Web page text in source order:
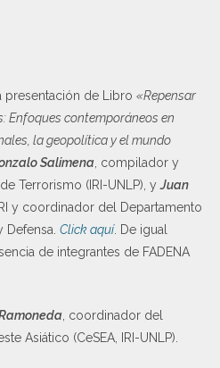
presentación de Libro «Repensar
Enfoques contemporáneos en
la geopolítica y el mundo
Salimena , compilador y
Terrorismo (IRI-UNLP), yJuan
y coordinador del Departamento
Click aquí. De igual
de integrantes de FADENA
, coordinador del
Asiático (CeSEA, IRI-UNLP).